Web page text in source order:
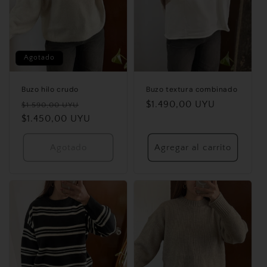
n
Agotado
Buzo hilo crudo
Precio
habitual
$1.590,00 UYU
de
$1.450,00 UYU
Buzo textura combinado
Precio
$1.490,00 UYU
Agregar al carrito